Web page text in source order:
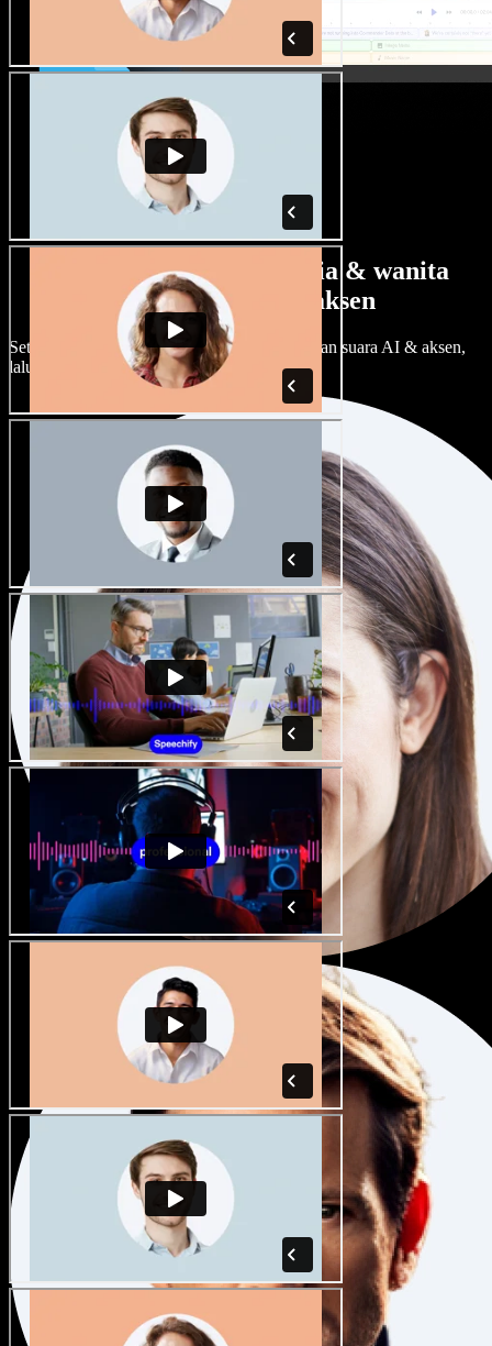
Banyak pilihan suara pria & wanita
dengan berbagai aksen
Setiap proyek bisa terdengar beda. Pilih ratusan suara AI & aksen,
lalu sesuaikan sesuka Anda.